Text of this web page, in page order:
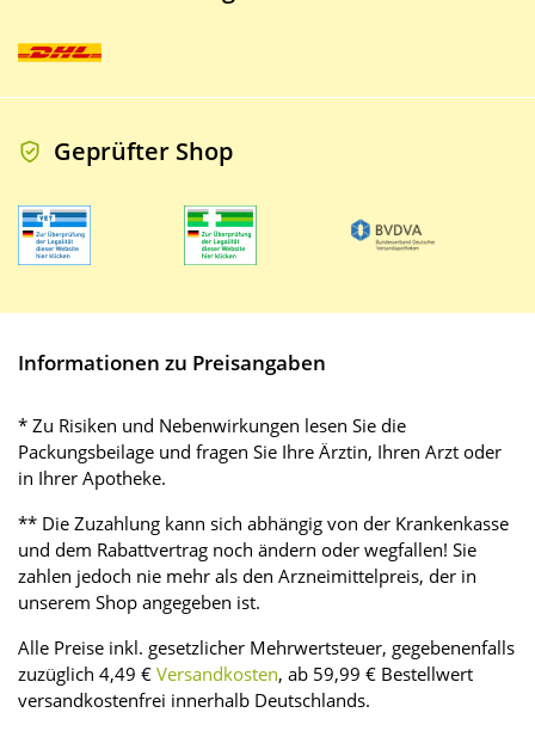
Geprüfter Shop
Informationen zu Preisangaben
* Zu Risiken und Nebenwirkungen lesen Sie die
Packungsbeilage und fragen Sie Ihre Ärztin, Ihren Arzt oder
in Ihrer Apotheke.
** Die Zuzahlung kann sich abhängig von der Krankenkasse
und dem Rabattvertrag noch ändern oder wegfallen! Sie
zahlen jedoch nie mehr als den Arzneimittelpreis, der in
unserem Shop angegeben ist.
Alle Preise inkl. gesetzlicher Mehrwertsteuer, gegebenenfalls
zuzüglich 4,49 € Versandkosten, ab 59,99 € Bestellwert
versandkostenfrei innerhalb Deutschlands.